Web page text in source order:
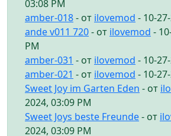
03:08 PM
amber-018- от ilovemod - 10-
ande v011 720- от ilovemod -
PM
amber-031 - от ilovemod - 10-
amber-021 - от ilovemod - 10-
Sweet Joy im Garten Eden - от
2024, 03:09 PM
Sweet Joys beste Freunde- от
2024, 03:09 PM